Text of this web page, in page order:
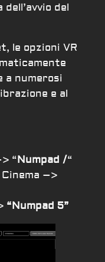
del
le opzioni VR
a numerosi
e al
“Numpad /“
–>
“Numpad 5”